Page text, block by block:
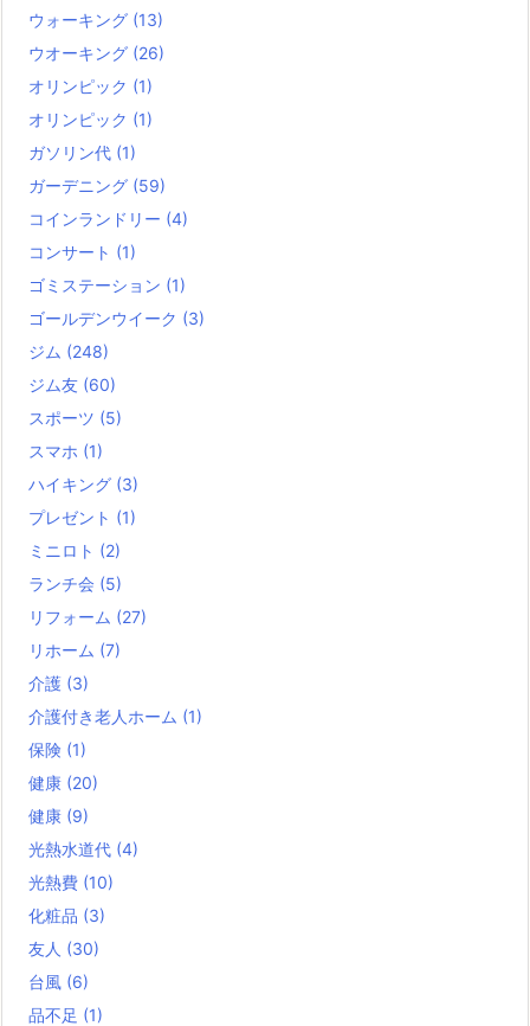
ウォーキング (13)
ウオーキング (26)
オリンピック (1)
オリンピック (1)
ガソリン代 (1)
ガーデニング (59)
コインランドリー (4)
コンサート (1)
ゴミステーション (1)
ゴールデンウイーク (3)
ジム (248)
ジム友 (60)
スポーツ (5)
スマホ (1)
ハイキング (3)
プレゼント (1)
ミニロト (2)
ランチ会 (5)
リフォーム (27)
リホーム (7)
介護 (3)
介護付き老人ホーム (1)
保険 (1)
健康 (20)
健康 (9)
光熱水道代 (4)
光熱費 (10)
化粧品 (3)
友人 (30)
台風 (6)
品不足 (1)